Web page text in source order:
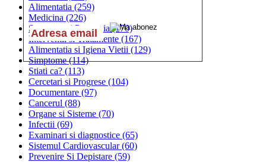
Alimentatia (259)
Medicina (226)
Sanatatea si Preventia(170)
Interventii si Tratamente (167)
Alimentatia si Igiena Vietii (129)
Simptome(114)
Stiati ca? (113)
Cercetari si Progrese (104)
Documentare (97)
Cancerul (88)
Organe si Sisteme (70)
Infectii (69)
Examinari si diagnostice (65)
Sistemul Cardiovascular(60)
Prevenire Si Depistare (59)